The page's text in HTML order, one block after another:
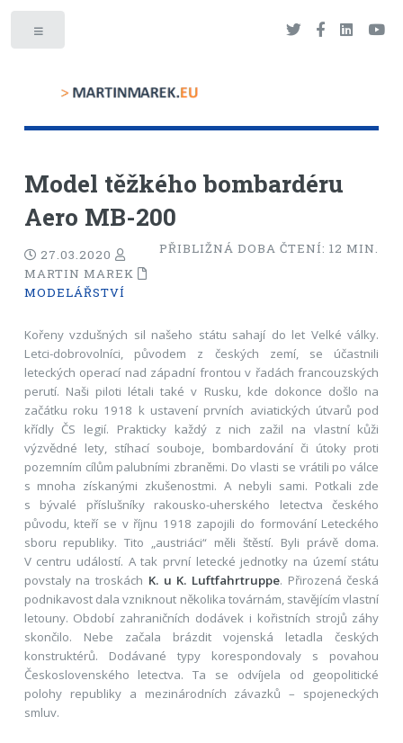
Model těžkého bombardéru
Aero MB-200
PŘIBLIŽNÁ DOBA ČTENÍ:12 MIN.
27.03.2020
MARTIN MAREK
MODELÁŘSTVÍ
Kořeny vzdušných sil našeho státu sahají do let Velké války.
Letci-dobrovolníci, původem z českých zemí, se účastnili
leteckých operací nad západní frontou v řadách francouzských
perutí. Naši piloti létali také v Rusku, kde dokonce došlo na
začátku roku 1918 k ustavení prvních aviatických útvarů pod
křídly ČS legií. Prakticky každý z nich zažil na vlastní kůži
výzvědné lety, stíhací souboje, bombardování či útoky proti
pozemním cílům palubními zbraněmi. Do vlasti se vrátili po válce
s mnoha získanými zkušenostmi. A nebyli sami. Potkali zde
s bývalé příslušníky rakousko-uherského letectva českého
původu, kteří se v říjnu 1918 zapojili do formování Leteckého
sboru republiky. Tito „austriáci“ měli štěstí. Byli právě doma.
V centru událostí. A tak první letecké jednotky na území státu
povstaly na troskách K. u K. Luftfahrtruppe. Přirozená česká
podnikavost dala vzniknout několika továrnám, stavějícím vlastní
letouny. Období zahraničních dodávek i kořistních strojů záhy
skončilo. Nebe začala brázdit vojenská letadla českých
konstruktérů. Dodávané typy korespondovaly s povahou
Československého letectva. Ta se odvíjela od geopolitické
polohy republiky a mezinárodních závazků – spojeneckých
smluv.